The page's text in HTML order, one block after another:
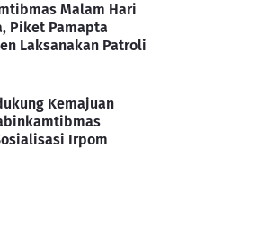
Malam Hari
Piket Pamapta
Laksanakan Patroli
Kemajuan
Irpom